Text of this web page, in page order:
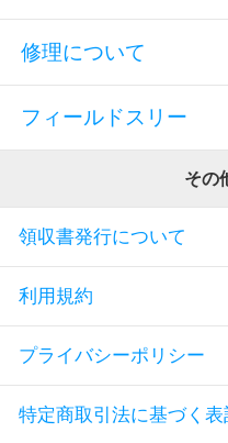
修理について
フィールドスリー
その
領収書発行について
利用規約
プライバシーポリシー
特定商取引法に基づく表